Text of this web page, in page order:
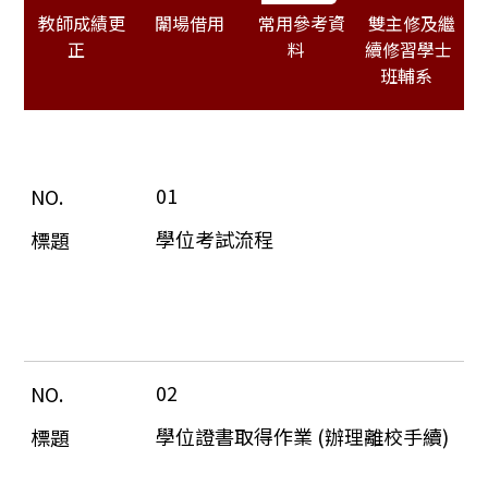
教師成績更
正
闈場借用
常用參考資
料
雙主修及繼
續修習學士
班輔系
01
學位考試流程
02
學位證書取得作業 (辦理離校手續)